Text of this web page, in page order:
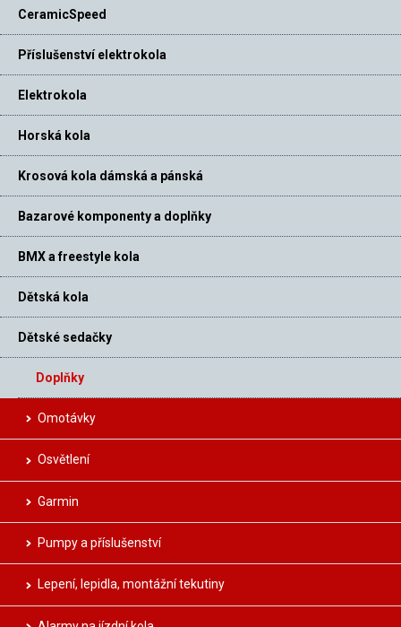
CeramicSpeed
Příslušenství elektrokola
Elektrokola
Horská kola
Krosová kola dámská a pánská
Bazarové komponenty a doplňky
BMX a freestyle kola
Dětská kola
Dětské sedačky
Doplňky
Omotávky
Osvětlení
Garmin
Pumpy a příslušenství
Lepení, lepidla, montážní tekutiny